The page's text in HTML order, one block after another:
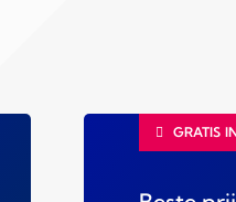
GRATIS